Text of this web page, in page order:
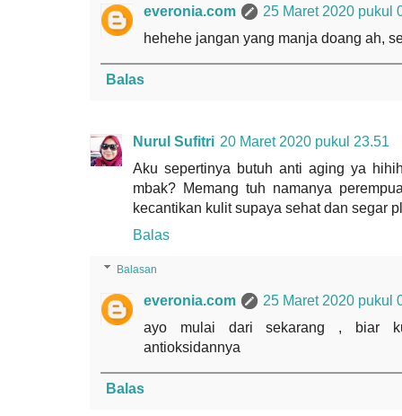
everonia.com
25 Maret 2020 pukul
hehehe jangan yang manja doang ah,
Balas
Nurul Sufitri 20 Maret 2020 pukul 23.51
Aku sepertinya butuh anti aging ya
mbak? Memang tuh namanya
kecantikan kulit supaya sehat dan segar
Balas
Balasan
everonia.com
25 Maret 2020 pukul
ayo mulai dari sekarang , biar
antioksidannya
Balas